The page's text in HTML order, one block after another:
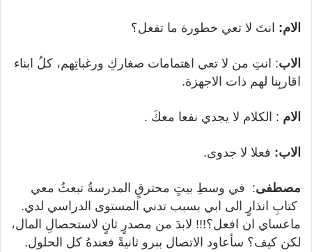
الام: انتَ لا تعي خطورة ما تفعل؟
الاب: انتِ من لا تعي اهتمامات صغاركِ ورغباتِهم، كلُ ابناء
اقاربِنا لهم ذات الاجهزة.
الام : الكلام لا يجدي نفعا معكَ .
الاب: فعلا لا جدوى.
مصطفى: في وسطِ بيتٍ محترقٍ المدرسةُ تبعثُ معي
كتابِ انذارٍ الى ابي بسبب تدني المستوى الدراسي لدي.
ماعساي ان افعل؟!!! لابدَ من مصدرٍ ثانٍ لاستحصالِ المال،
لكن كيف؟ سأعاود الاتصال ببرو ثانيةً فعندهُ كل الحلول.